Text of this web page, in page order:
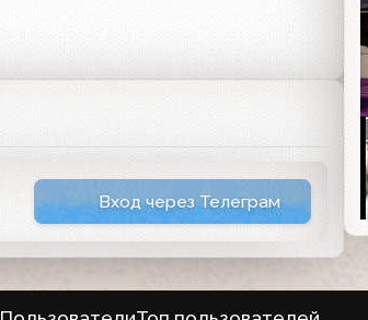
Вход через Телеграм